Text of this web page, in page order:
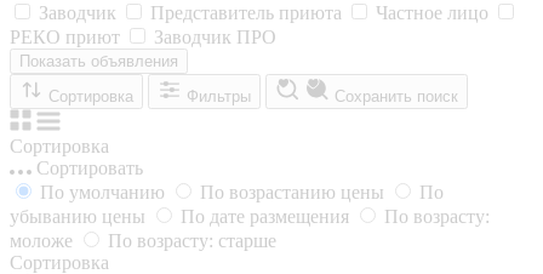
Заводчик
Представитель приюта
Частное лицо
РЕКО приют
Заводчик ПРО
Показать объявления
Сортировка
Фильтры Сохранить поиск
Сортировка
Сортировать
По умолчанию
По возрастанию цены
По
убыванию цены
По дате размещения
По возрасту:
моложе
По возрасту: старше
Сортировка